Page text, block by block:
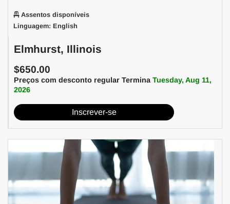
Assentos disponíveis
Linguagem: English
Elmhurst, Illinois
$650.00
Preços com desconto regular Termina Tuesday, Aug 11,
2026
Inscrever-se